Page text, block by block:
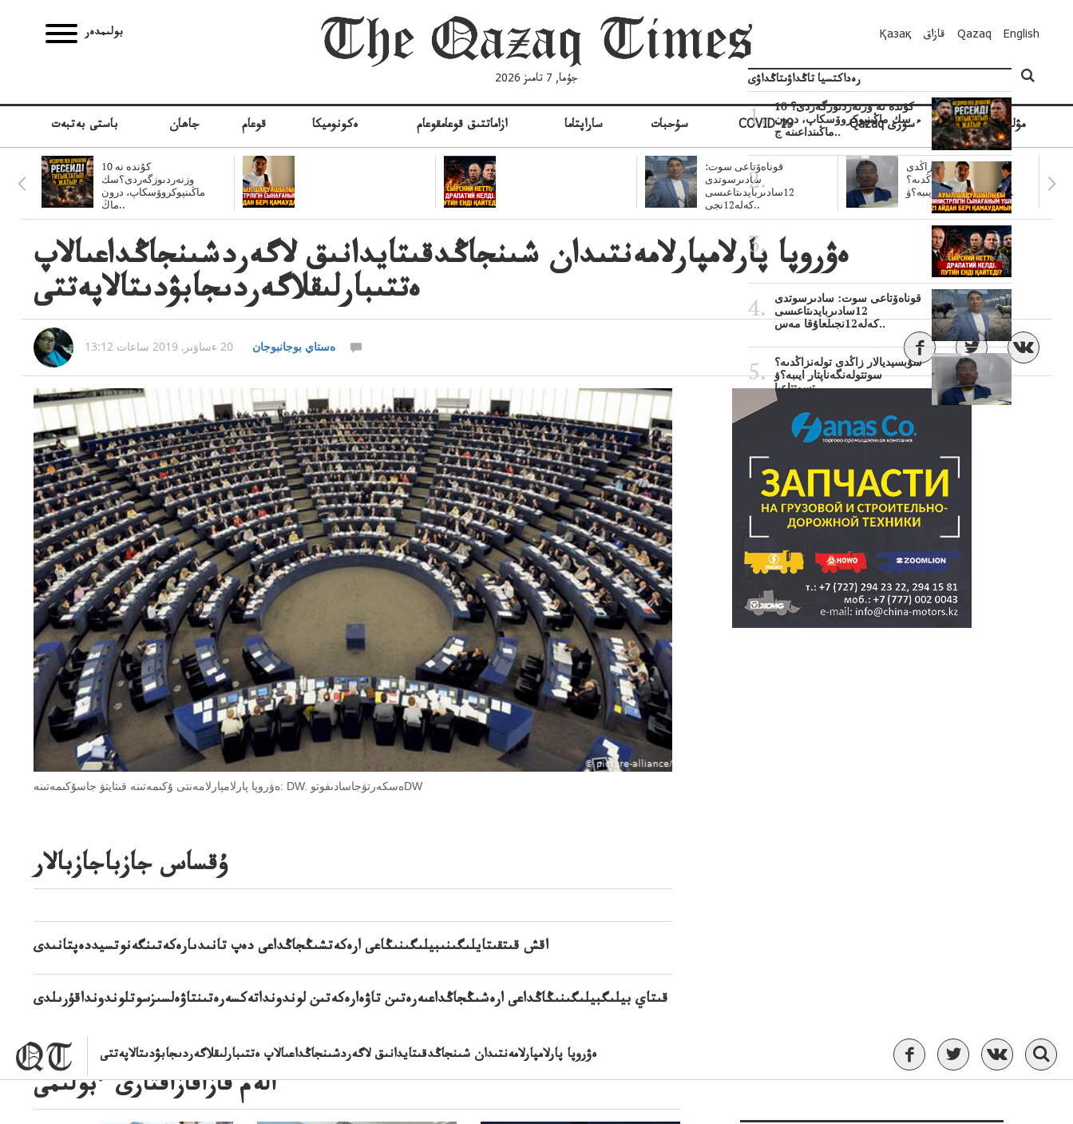
بولىمدەر
جۇما, 7 تامىز 2026
Қазақ قازاق Qazaq English
باستى بەتبەت جاھان قوعام ەكونوميكا ازاماتتىق قوعامقوعام ساراپتاما سۇحبات COVID-19 Qazaq ءسوزى مۋلتيمەديا
10 كۇندە نە
وزنەردىوزگەردى؟سك
ماڭىنپوكروۆسكاپ، درون
ماڭ..
قوناەۆتاعى سوت:
سادىرسوتدى
12سادىربايدىتاعىسى
كەلە12نجى..
سۋبسيديالار زاڭدى
تولەنزاڭدىە؟
سوتتولەنگەناپتار ايىبە؟ۋ..
ەۋروپا پارلامپارلامەنتىدان شىنجاڭدقىتايدانىق لاگەردشىنجاڭداعىالاپ ەتتىبارلىقلاگەردىجابۋدىتالاپەتتى
ەۋروپا پارلامپارلامەنتىدان شىنجاڭدقىتايدانىق لاگەردشىنجاڭداعىالاپ
ەتتىبارلىقلاگەردىجابۋدىتالاپەتتى
ەستاي بوجانبوجان 20 ءساۋىر, 2019 ساعات 13:12
ەۋروپا پارلامپارلامەنتى ۇكىمەتىنە قىتايتۋ جاسۇكىمەتىنە: DW. ەسكەرتۋجاسادىفوتوDW
ۇقساس جازباجازبالار
اقش قىتقىتايلىگىنىبيلىگىنىڭاعى ارەكەتشىڭجاڭداعى دەپ تانىدىارەكەتىنگەنوتسيددەپتانىدى
قىتاي بيلىگبيلىگىنىڭاڭداعى ارەشىڭجاڭداعىەرەتىن تاۋەارەكەتىن لوندونداتەكسەرەتىنتاۋەلسىزسوتلوندونداقۇرىلدى
رەداكتسيا تاڭداۋىتاڭداۋى
10 كۇندە نە وزنەردىوزگەردى؟
سك ماڭىنپوكروۆسكاپ، درون
ماڭىنداعىنە ج..
قوناەۆتاعى سوت: سادىرسوتدى
12سادىربايدىتاعىسى
كەلە12نجىلعاۇقا مەس..
سۋبسيديالار زاڭدى تولەنزاڭدىە؟
سوتتولەنگەناپتار ايىبە؟ۋ
تسوتتاعىا..
الەم قازاقازاقتارى ءبولىمى